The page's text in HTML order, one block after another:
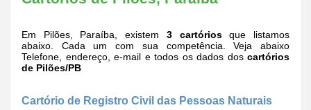
Em Pilões, Paraíba, existem 3 cartóriosque listamos
abaixo. Cada um com sua competência. Veja abaixo
Telefone, endereço, e-mail e todos os dados dos cartórios
de Pilões/PB
Cartório de Registro Civil das Pessoas Naturais